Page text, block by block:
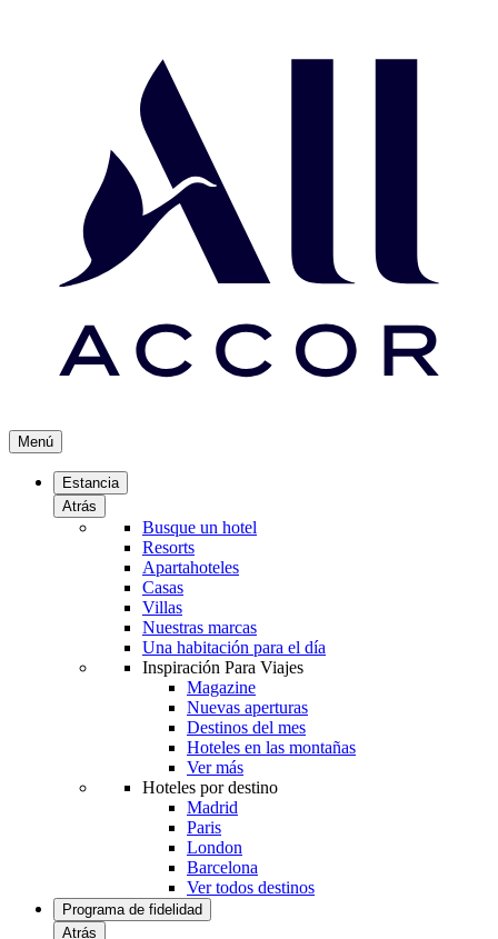
Menú
Estancia
Atrás
Busque un hotel
Resorts
Apartahoteles
Casas
Villas
Nuestras marcas
Una habitación para el día
Inspiración Para Viajes
Magazine
Nuevas aperturas
Destinos del mes
Hoteles en las montañas
Ver más
Hoteles por destino
Madrid
Paris
London
Barcelona
Ver todos destinos
Programa de fidelidad
Atrás